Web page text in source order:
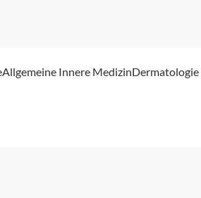
Allgemeine Innere Medizin